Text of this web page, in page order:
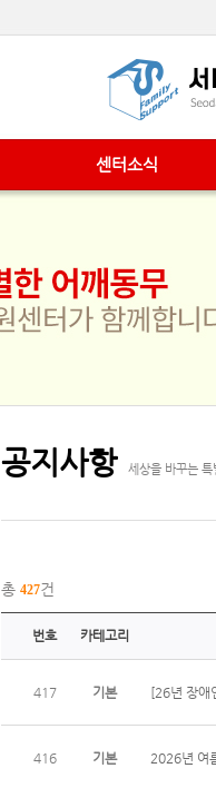
센터소식
공지사항 세상을 바꾸는
총 427건
번호 카테고리
417 기본 [26년 장애
416 기본 2026년 여